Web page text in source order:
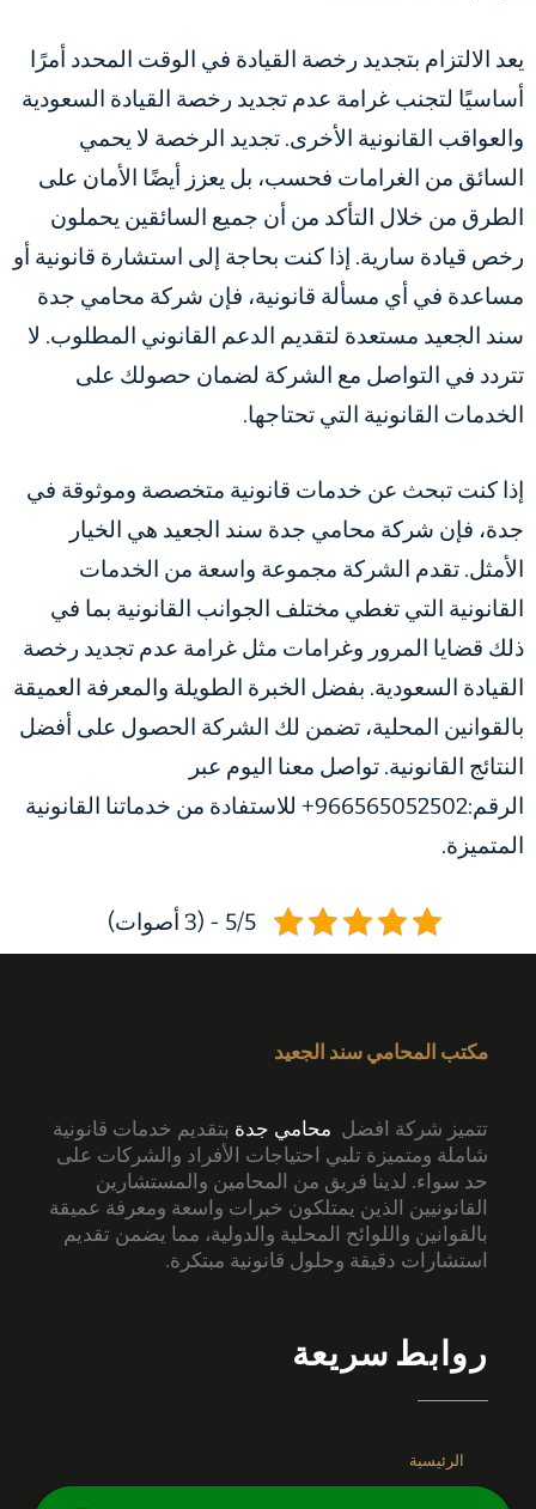
يعد الالتزام بتجديد رخصة القيادة في الوقت المحدد أمرًا
أساسيًا لتجنب غرامة عدم تجديد رخصة القيادة السعودية
والعواقب القانونية الأخرى. تجديد الرخصة لا يحمي
السائق من الغرامات فحسب، بل يعزز أيضًا الأمان على
الطرق من خلال التأكد من أن جميع السائقين يحملون
رخص قيادة سارية. إذا كنت بحاجة إلى استشارة قانونية أو
مساعدة في أي مسألة قانونية، فإن شركة محامي جدة
سند الجعيد مستعدة لتقديم الدعم القانوني المطلوب. لا
تتردد في التواصل مع الشركة لضمان حصولك على
الخدمات القانونية التي تحتاجها.
إذا كنت تبحث عن خدمات قانونية متخصصة وموثوقة في
جدة، فإن شركة محامي جدة سند الجعيد هي الخيار
الأمثل. تقدم الشركة مجموعة واسعة من الخدمات
القانونية التي تغطي مختلف الجوانب القانونية بما في
ذلك قضايا المرور وغرامات مثل غرامة عدم تجديد رخصة
القيادة السعودية. بفضل الخبرة الطويلة والمعرفة العميقة
بالقوانين المحلية، تضمن لك الشركة الحصول على أفضل
النتائج القانونية. تواصل معنا اليوم عبر
الرقم:966565052502+ للاستفادة من خدماتنا القانونية
المتميزة.
5/5 - (3 أصوات)
مكتب المحامي سند الجعيد
تتميز شركة افضل محامي جدة بتقديم خدمات قانونية
شاملة ومتميزة تلبي احتياجات الأفراد والشركات على
حد سواء. لدينا فريق من المحامين والمستشارين
القانونيين الذين يمتلكون خبرات واسعة ومعرفة عميقة
بالقوانين واللوائح المحلية والدولية، مما يضمن تقديم
استشارات دقيقة وحلول قانونية مبتكرة.
روابط سريعة
الرئيسية